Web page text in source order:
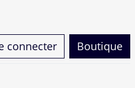
connecter Boutique